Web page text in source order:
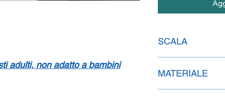
adulti, non adatto a bambini
SCALA
MATERIALE